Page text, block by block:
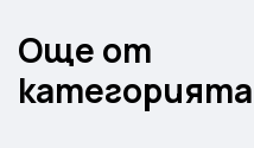
Още от
категорията